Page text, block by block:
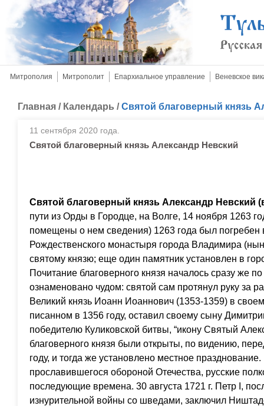
Митрополия Митрополит Епархиальное управление Веневское
Главная / Календарь /Святой благоверный князь
11 сентября 2020 года.
Святой благоверный князь Александр Невский
Святой благоверный князь Александр Невский
пути из Орды в Городце, на Волге, 14 ноября 1263
помещены о нем сведения) 1263 года был погребен
Рождественского монастыря города Владимира
святому князю; еще один памятник установлен в
Почитание благоверного князя началось сразу же
ознаменовано чудом: святой сам протянул руку за
Великий князь Иоанн Иоаннович (1353-1359) в
писанном в 1356 году, оставил своему сыну
победителю Куликовской битвы, “икону Святый
благоверного князя были открыты, по видению,
году, и тогда же установлено местное
прославившегося обороной Отечества, русские
последующие времена. 30 августа 1721 г. Петр I,
изнурительной войны со шведами, заключил